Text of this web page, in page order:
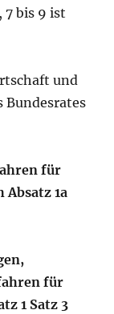
7 bis 9 ist
und
Bundesrates
für
1a
für
1 Satz 3